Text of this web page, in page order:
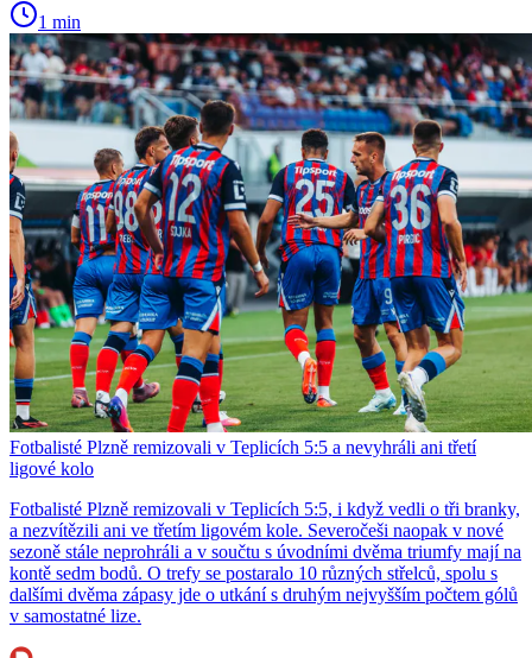
1 min
Fotbalisté Plzně remizovali v Teplicích 5:5 a nevyhráli ani třetí
ligové kolo
Fotbalisté Plzně remizovali v Teplicích 5:5, i když vedli o tři branky,
a nezvítězili ani ve třetím ligovém kole. Severočeši naopak v nové
sezoně stále neprohráli a v součtu s úvodními dvěma triumfy mají na
kontě sedm bodů. O trefy se postaralo 10 různých střelců, spolu s
dalšími dvěma zápasy jde o utkání s druhým nejvyšším počtem gólů
v samostatné lize.